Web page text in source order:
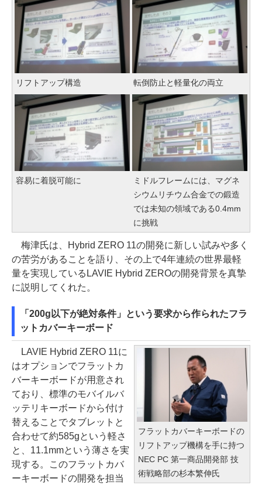
リフトアップ構造 転倒防止と軽量化の両立
容易に着脱可能に
ミドルフレームには、マグネ
シウムリチウム合金での鍛造
では未知の領域である0.4mm
に挑戦
梅津氏は、Hybrid ZERO 11の開発に新しい試みや多く
の苦労があることを語り、その上で4年連続の世界最軽
量を実現しているLAVIE Hybrid ZEROの開発背景を真摯
に説明してくれた。
「200g以下が絶対条件」という要求から作られたフラ
ットカバーキーボード
フラットカバーキーボードの
リフトアップ機構を手に持つ
NEC PC 第一商品開発部 技
術戦略部の杉本繁伸氏
LAVIE Hybrid ZERO 11に
はオプションでフラットカ
バーキーボードが用意され
ており、標準のモバイルバ
ッテリキーボードから付け
替えることでタブレットと
合わせて約585gという軽さ
と、11.1mmという薄さを実
現する。このフラットカバ
ーキーボードの開発を担当